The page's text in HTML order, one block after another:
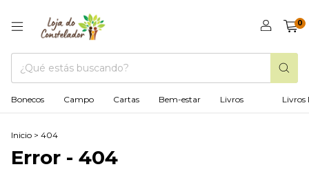
0
Bonecos Campo Cartas Bem-estar Livros Livros
Inicio > 404
Error - 404